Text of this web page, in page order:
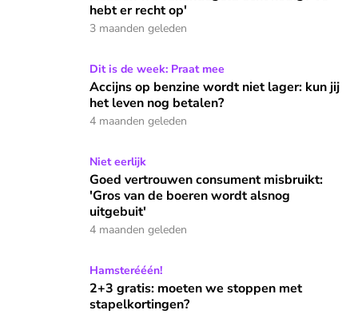
hebt er recht op'
3 maanden geleden
Accijns op benzine wordt niet lager: kun jij het leven nog
Dit is de week: Praat mee
Accijns op benzine wordt niet lager: kun jij
het leven nog betalen?
4 maanden geleden
Goed vertrouwen consument misbruikt: 'Gros van de
Niet eerlijk
Goed vertrouwen consument misbruikt:
'Gros van de boeren wordt alsnog
uitgebuit'
4 maanden geleden
2+3 gratis: moeten we stoppen met stapelkortingen?
Hamsterééén!
2+3 gratis: moeten we stoppen met
stapelkortingen?